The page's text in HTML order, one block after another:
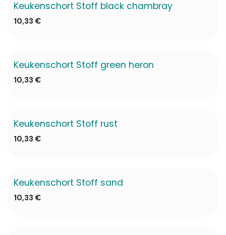
Keukenschort Stoff black chambray
10,33 €
Keukenschort Stoff green heron
10,33 €
Keukenschort Stoff rust
10,33 €
Keukenschort Stoff sand
10,33 €